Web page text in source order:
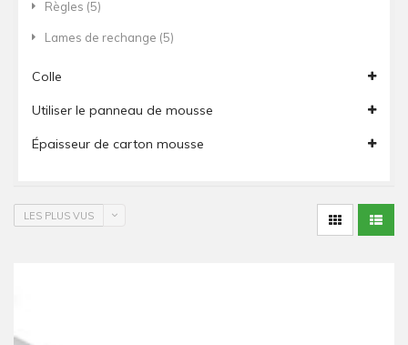
Règles (5)
Lames de rechange (5)
Colle
Utiliser le panneau de mousse
Épaisseur de carton mousse
LES PLUS VUS